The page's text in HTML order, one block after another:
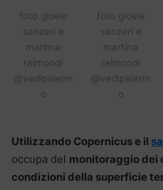
foto gioele
sanzeri e
martina
raimondi
@vedipalerm
o
foto gioele
sanzeri e
martina
raimondi
@vedipalerm
o
Utilizzando Copernicus e il
occupa del monitoraggio dei
condizioni della superficie